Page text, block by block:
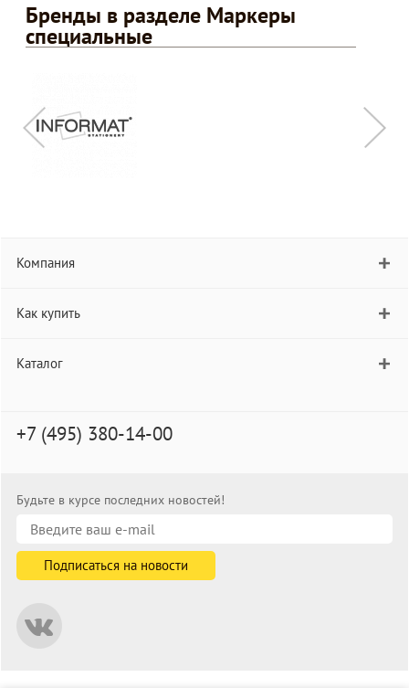
Бренды в разделе Маркеры
специальные
Компания
Как купить
Каталог
+7 (495) 380-14-00
Будьте в курсе последних новостей!